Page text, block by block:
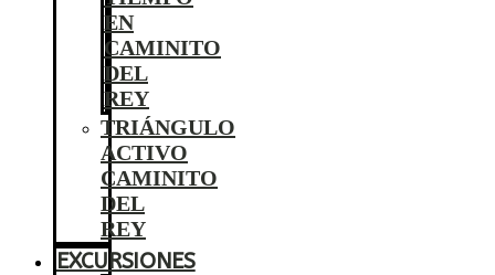
EN
CAMINITO
DEL
REY
TRIÁNGULO
ACTIVO
CAMINITO
DEL
REY
EXCURSIONES